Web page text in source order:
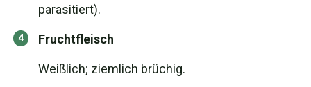
parasitiert).
Fruchtfleisch
Weißlich; ziemlich brüchig.